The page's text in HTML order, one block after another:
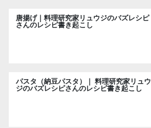
唐揚げ｜料理研究家リュウジのバズレシピ
さんのレシピ書き起こし
パスタ（納豆パスタ）｜ 料理研究家リュウ
ジのバズレシピさんのレシピ書き起こし